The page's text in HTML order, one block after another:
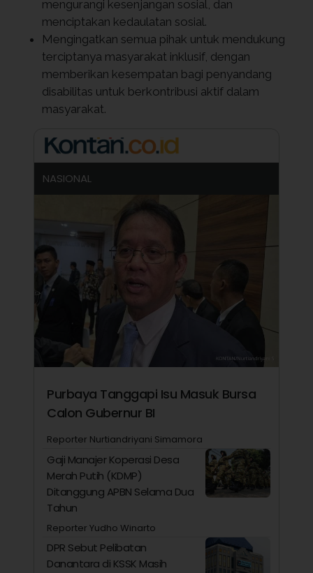
mengurangi kesenjangan sosial, dan
menciptakan kedaulatan sosial.
Mengingatkan semua pihak untuk mendukung
terciptanya masyarakat inklusif, dengan
memberikan kesempatan bagi penyandang
disabilitas untuk berkontribusi aktif dalam
masyarakat.
NASIONAL
Purbaya Tanggapi Isu Masuk Bursa
Calon Gubernur BI
Reporter Nurtiandriyani Simamora
Gaji Manajer Koperasi Desa
Merah Putih (KDMP)
Ditanggung APBN Selama Dua
Tahun
Reporter Yudho Winarto
DPR Sebut Pelibatan
Danantara di KSSK Masih